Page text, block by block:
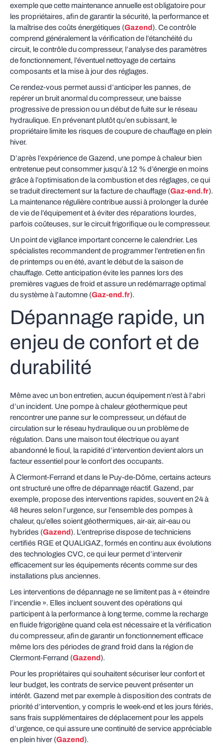
exemple que cette maintenance annuelle est obligatoire pour
les propriétaires, afin de garantir la sécurité, la performance et
la maîtrise des coûts énergétiques (Gazend). Ce contrôle
comprend généralement la vérification de l’étanchéité du
circuit, le contrôle du compresseur, l’analyse des paramètres
de fonctionnement, l’éventuel nettoyage de certains
composants et la mise à jour des réglages.
Ce rendez-vous permet aussi d’anticiper les pannes, de
repérer un bruit anormal du compresseur, une baisse
progressive de pression ou un début de fuite sur le réseau
hydraulique. En prévenant plutôt qu’en subissant, le
propriétaire limite les risques de coupure de chauffage en plein
hiver.
D’après l’expérience de Gazend, une pompe à chaleur bien
entretenue peut consommer jusqu’à 12 % d’énergie en moins
grâce à l’optimisation de la combustion et des réglages, ce qui
se traduit directement sur la facture de chauffage (Gaz-end.fr).
La maintenance régulière contribue aussi à prolonger la durée
de vie de l’équipement et à éviter des réparations lourdes,
parfois coûteuses, sur le circuit frigorifique ou le compresseur.
Un point de vigilance important concerne le calendrier. Les
spécialistes recommandent de programmer l’entretien en fin
de printemps ou en été, avant le début de la saison de
chauffage. Cette anticipation évite les pannes lors des
premières vagues de froid et assure un redémarrage optimal
du système à l’automne (Gaz-end.fr).
Dépannage rapide, un
enjeu de confort et de
durabilité
Même avec un bon entretien, aucun équipement n’est à l’abri
d’un incident. Une pompe à chaleur géothermique peut
rencontrer une panne sur le compresseur, un défaut de
circulation sur le réseau hydraulique ou un problème de
régulation. Dans une maison tout électrique ou ayant
abandonné le fioul, la rapidité d’intervention devient alors un
facteur essentiel pour le confort des occupants.
À Clermont-Ferrand et dans le Puy-de-Dôme, certains acteurs
ont structuré une offre de dépannage réactif. Gazend, par
exemple, propose des interventions rapides, souvent en 24 à
48 heures selon l’urgence, sur l’ensemble des pompes à
chaleur, qu’elles soient géothermiques, air-air, air-eau ou
hybrides (Gazend). L’entreprise dispose de techniciens
certifiés RGE et QUALIGAZ, formés en continu aux évolutions
des technologies CVC, ce qui leur permet d’intervenir
efficacement sur les équipements récents comme sur des
installations plus anciennes.
Les interventions de dépannage ne se limitent pas à « éteindre
l’incendie ». Elles incluent souvent des opérations qui
participent à la performance à long terme, comme la recharge
en fluide frigorigène quand cela est nécessaire et la vérification
du compresseur, afin de garantir un fonctionnement efficace
même lors des périodes de grand froid dans la région de
Clermont-Ferrand (Gazend).
Pour les propriétaires qui souhaitent sécuriser leur confort et
leur budget, les contrats de service peuvent présenter un
intérêt. Gazend met par exemple à disposition des contrats de
priorité d’intervention, y compris le week-end et les jours fériés,
sans frais supplémentaires de déplacement pour les appels
d’urgence, ce qui assure une continuité de service appréciable
en plein hiver (Gazend).